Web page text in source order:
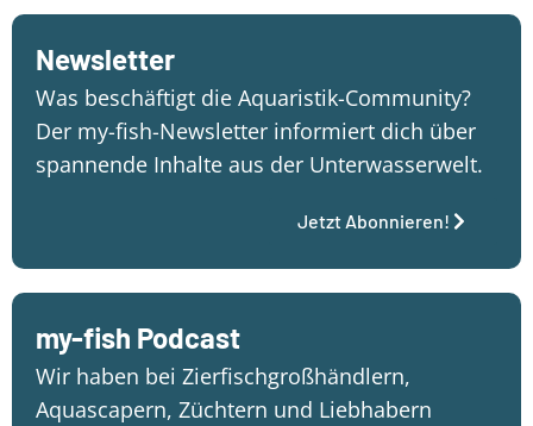
Newsletter
Was beschäftigt die Aquaristik-Community?
Der my-fish-Newsletter informiert dich über
spannende Inhalte aus der Unterwasserwelt.
Jetzt Abonnieren!
my-fish Podcast
Wir haben bei Zierfischgroßhändlern,
Aquascapern, Züchtern und Liebhabern